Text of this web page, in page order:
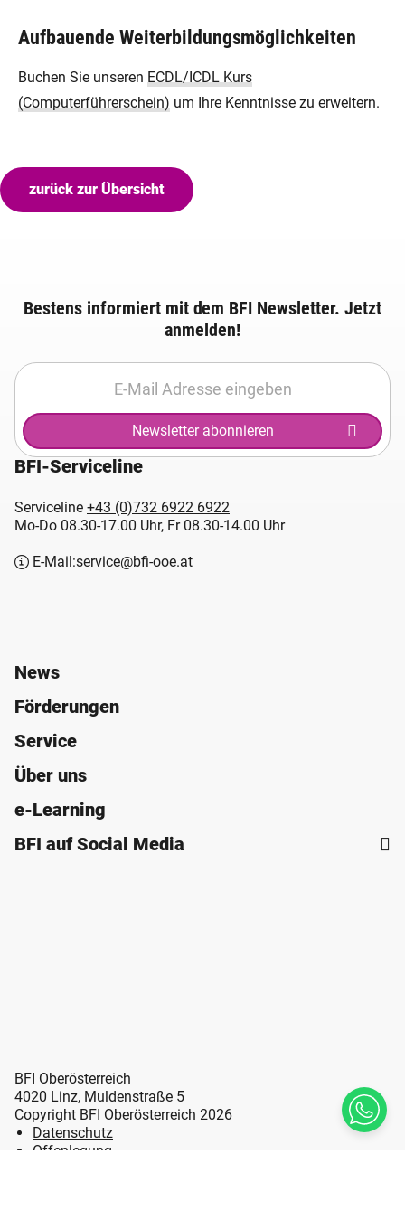
Aufbauende Weiterbildungsmöglichkeiten
Buchen Sie unseren ECDL/ICDL Kurs
(Computerführerschein) um Ihre Kenntnisse zu erweitern.
zurück zur Übersicht
Bestens informiert mit dem BFI Newsletter. Jetzt
anmelden!
Newsletter abonnieren
BFI-Serviceline
Serviceline +43 (0)732 6922 6922
Mo-Do 08.30-17.00 Uhr, Fr 08.30-14.00 Uhr
E-Mail:service@bfi-ooe.at
News
Förderungen
Service
Über uns
e-Learning
BFI auf Social Media
BFI Oberösterreich
4020 Linz, Muldenstraße 5
Copyright BFI Oberösterreich 2026
Datenschutz
Offenlegung